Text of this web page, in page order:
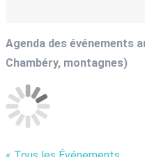
Agenda des événements
Chambéry, montagnes)